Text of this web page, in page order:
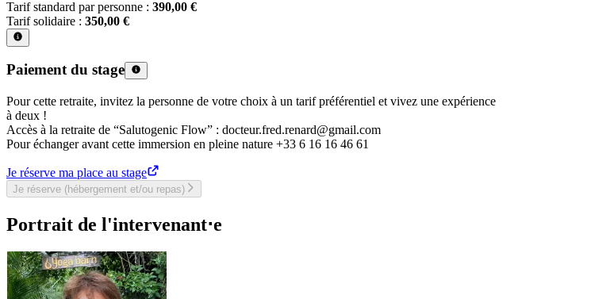
Tarif standard par personne : 390,00 €
Tarif solidaire : 350,00 €
Paiement du stage
Pour cette retraite, invitez la personne de votre choix à un tarif préférentiel et vivez une expérience
à deux !
Accès à la retraite de “Salutogenic Flow” : docteur.fred.renard@gmail.com
Pour échanger avant cette immersion en pleine nature +33 6 16 16 46 61
Je réserve ma place au stage
Je réserve (hébergement et/ou repas)
Portrait de l'intervenant⋅e